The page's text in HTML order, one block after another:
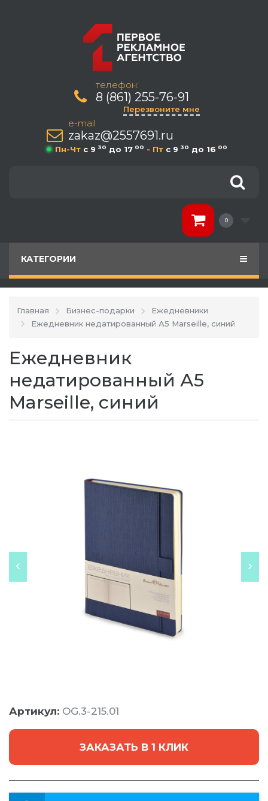
телефон:
8 (861) 255-76-91
Перезвоните мне
e-mail
zakaz@2557691.ru
Пн-Чт c 9 30 до 17 00 - Пт c 9 30 до 16 00
0
КАТЕГОРИИ
Главная Бизнес-подарки
Ежедневники
Ежедневник недатированный А5 Marseille, синий
Ежедневник
недатированный А5
Marseille, синий
Артикул: OG.3-215.01
ЗАКАЗАТЬ В 1 КЛИК